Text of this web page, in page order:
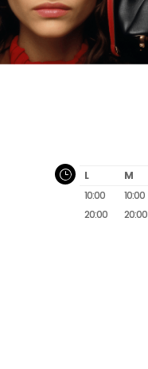
L M
10:00
20:00
10:00
20:00
}